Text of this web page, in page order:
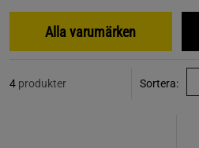
Alla varumärken
4 produkter Sortera: